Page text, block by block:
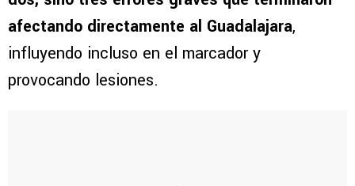
afectando directamente al Guadalajara,
influyendo incluso en el marcador y
provocando lesiones.